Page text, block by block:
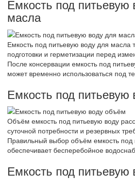
Емкость под питьевую
масла
Емкость под питьевую воду для масла
подготовки и герметизации перед
После консервации емкость под
может временно использоваться под
Емкость под питьевую
Объём емкость под питьевую воду
суточной потребности и резервных
Правильный выбор объём емкость под
обеспечивает бесперебойное
Емкость под питьевую